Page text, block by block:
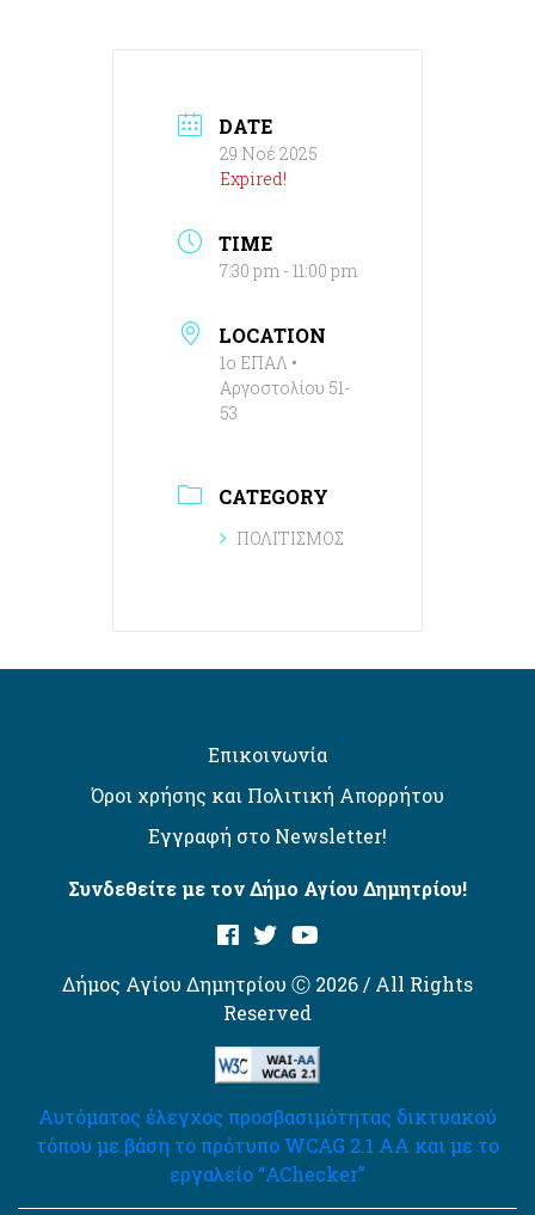
DATE
29 Νοέ 2025
Expired!
TIME
7:30 pm - 11:00 pm
LOCATION
1ο ΕΠΑΛ •
Αργοστολίου 51-
53
CATEGORY
ΠΟΛΙΤΙΣΜΟΣ
Επικοινωνία
Όροι χρήσης και Πολιτική Απορρήτου
Εγγραφή στο Newsletter!
Συνδεθείτε με τον Δήμο Αγίου Δημητρίου!
Δήμος Αγίου Δημητρίου Ⓒ 2026 / All Rights
Reserved
Αυτόματος έλεγχος προσβασιμότητας δικτυακού
τόπου με βάση το πρότυπο WCAG 2.1 AA και με το
εργαλείο “AChecker”